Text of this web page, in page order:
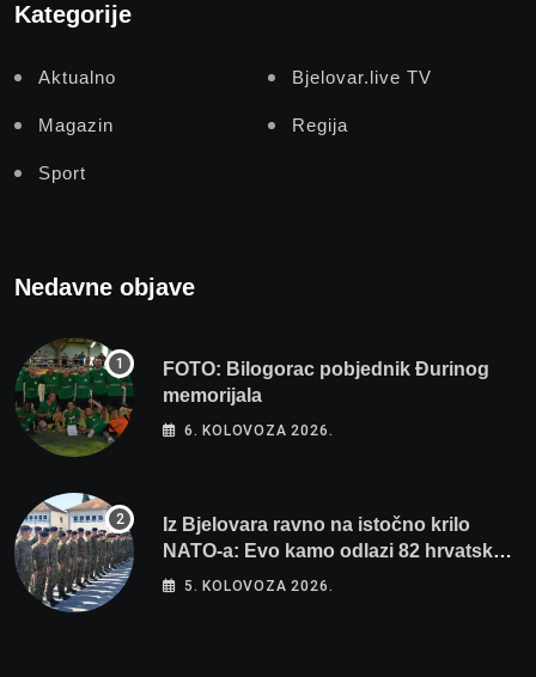
Kategorije
Aktualno Bjelovar.live TV
Magazin Regija
Sport
Nedavne objave
FOTO: Bilogorac pobjednik Đurinog
memorijala
6. KOLOVOZA 2026.
Iz Bjelovara ravno na istočno krilo
NATO-a: Evo kamo odlazi 82 hrvatska
vojnika i 6 vojnikinja
5. KOLOVOZA 2026.